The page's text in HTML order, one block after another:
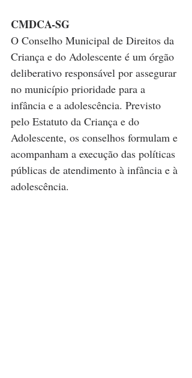
CMDCA-SG
O Conselho Municipal de Direitos da
Criança e do Adolescente é um órgão
deliberativo responsável por assegurar
no município prioridade para a
infância e a adolescência. Previsto
pelo Estatuto da Criança e do
Adolescente, os conselhos formulam e
acompanham a execução das políticas
públicas de atendimento à infância e à
adolescência.